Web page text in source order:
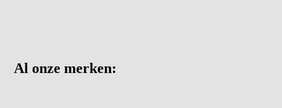
Al onze merken: